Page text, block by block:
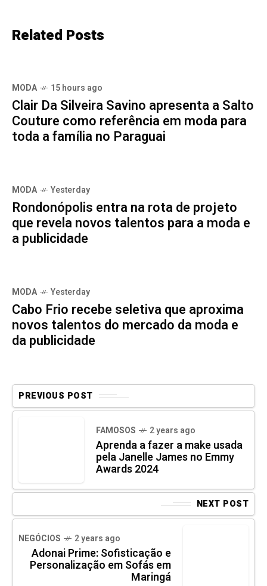
Related Posts
MODA 15 hours ago
Clair Da Silveira Savino apresenta a Salto
Couture como referência em moda para
toda a família no Paraguai
MODA Yesterday
Rondonópolis entra na rota de projeto
que revela novos talentos para a moda e
a publicidade
MODA Yesterday
Cabo Frio recebe seletiva que aproxima
novos talentos do mercado da moda e
da publicidade
PREVIOUS POST
FAMOSOS 2 years ago
Aprenda a fazer a make usada
pela Janelle James no Emmy
Awards 2024
NEXT POST
NEGÓCIOS 2 years ago
Adonai Prime: Sofisticação e
Personalização em Sofás em
Maringá